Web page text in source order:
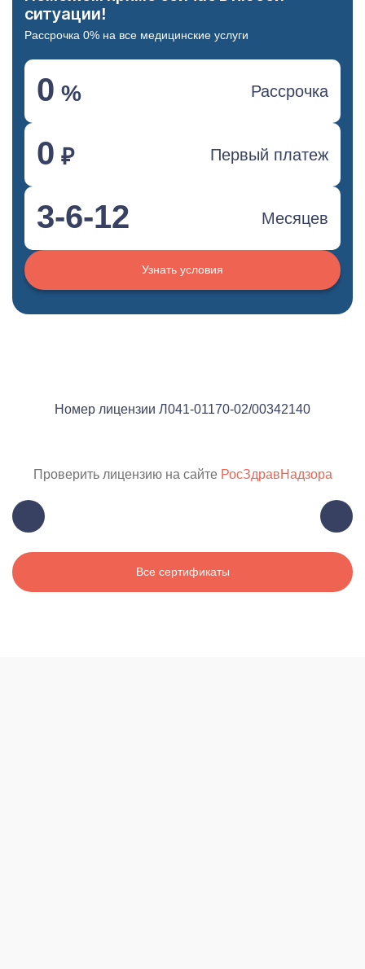
ситуации!
Рассрочка 0% на все медицинские услуги
0 % Рассрочка
0 ₽ Первый платеж
3-6-12 Месяцев
Узнать условия
Номер лицензии Л041-01170-02/00342140
Все сертификаты
Проверить лицензию на сайте РосЗдравНадзора